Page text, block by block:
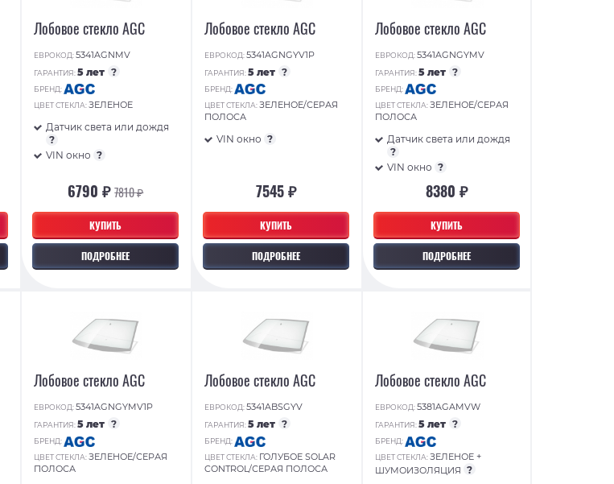
КУПИТЬ
ПОДРОБНЕЕ
Лобовое стекло AGC
ЕВРОКОД:5341AGNMV
ГАРАНТИЯ:5 лет ?
БРЕНД:
ЦВЕТ СТЕКЛА:ЗЕЛЕНОЕ
Датчик света или дождя
?
VIN окно ?
6790 ₽7810 ₽
КУПИТЬ
ПОДРОБНЕЕ
Лобовое стекло AGC
ЕВРОКОД:5341AGNGYV1P
ГАРАНТИЯ:5 лет ?
БРЕНД:
ЦВЕТ СТЕКЛА:ЗЕЛЕНОЕ/СЕРАЯ
ПОЛОСА
VIN окно ?
7545 ₽
КУПИТЬ
ПОДРОБНЕЕ
Лобовое стекло AGC
ЕВРОКОД:5341AGNGYMV
ГАРАНТИЯ:5 лет ?
БРЕНД:
ЦВЕТ СТЕКЛА:ЗЕЛЕНОЕ/СЕРАЯ
ПОЛОСА
Датчик света или дождя
?
VIN окно ?
8380 ₽
Лобовое стекло AGC
ЕВРОКОД:5341AGNGYMV1P
ГАРАНТИЯ:5 лет ?
БРЕНД:
ЦВЕТ СТЕКЛА:ЗЕЛЕНОЕ/СЕРАЯ
ПОЛОСА
Лобовое стекло AGC
ЕВРОКОД:5341ABSGYV
ГАРАНТИЯ:5 лет ?
БРЕНД:
ЦВЕТ СТЕКЛА: ГОЛУБОЕ SOLAR
CONTROL/СЕРАЯ ПОЛОСА
Лобовое стекло AGC
ЕВРОКОД:5381AGAMVW
ГАРАНТИЯ:5 лет ?
БРЕНД:
ЦВЕТ СТЕКЛА:ЗЕЛЕНОЕ +
ШУМОИЗОЛЯЦИЯ ?